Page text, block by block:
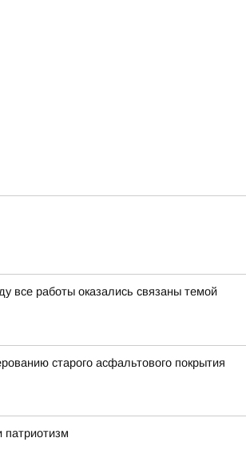
все работы оказались связаны темой
старого асфальтового покрытия
патриотизм